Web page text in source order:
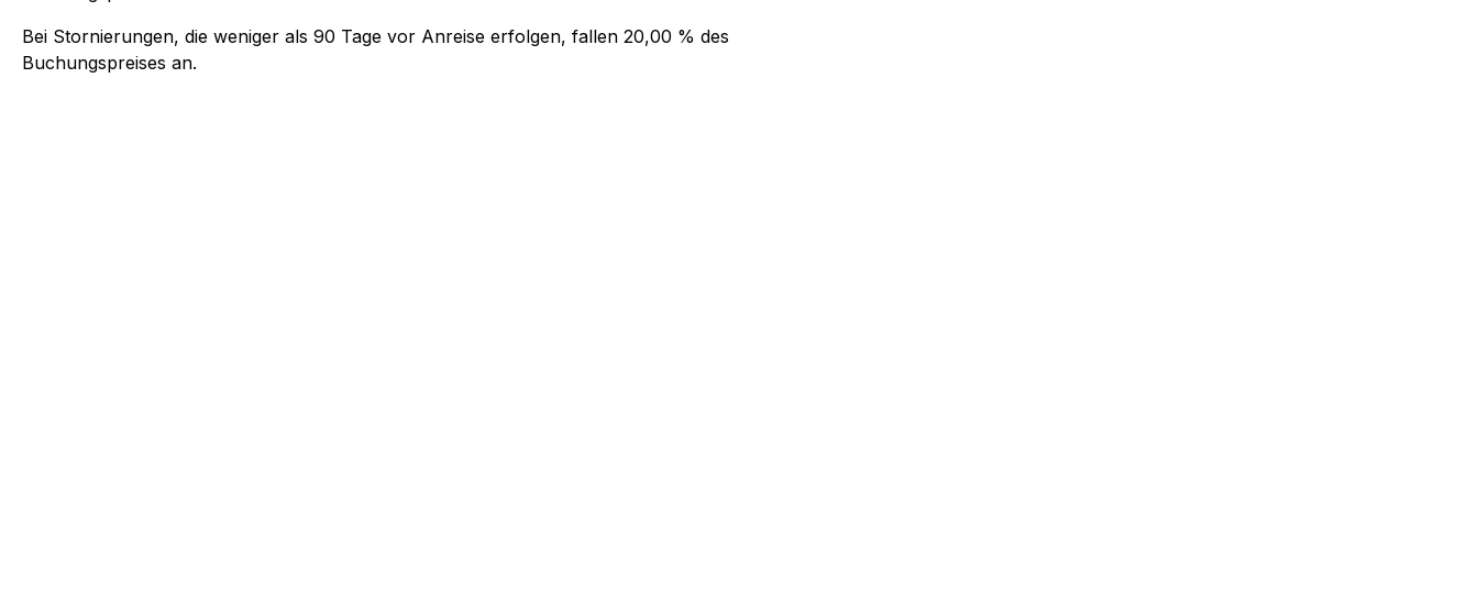
Bei Stornierungen, die weniger als 90 Tage vor Anreise erfolgen, fallen 20,00 % des
Buchungspreises an.